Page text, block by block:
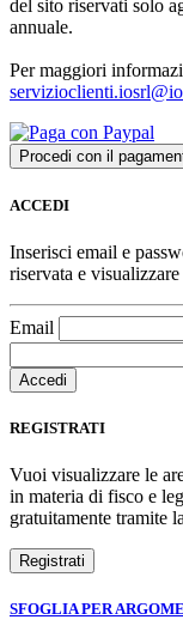
del sito riservati solo
annuale.
Per maggiori
ACCEDI
Inserisci email e
riservata e
Email
REGISTRATI
Vuoi visualizzare le
in materia di fisco e
gratuitamente tramite
SFOGLIA PER